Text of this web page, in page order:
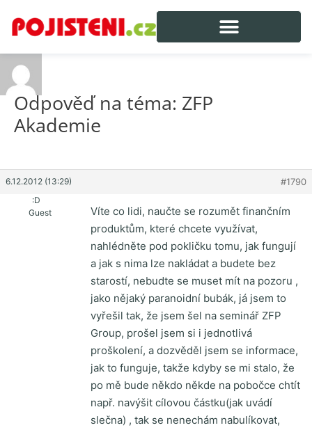
Odpověď na téma: ZFP
Akademie
6.12.2012 (13:29) #1790
:D
Guest
Víte co lidi, naučte se rozumět finančním
produktům, které chcete využívat,
nahlédněte pod pokličku tomu, jak fungují
a jak s nima lze nakládat a budete bez
starostí, nebudte se muset mít na pozoru ,
jako nějaký paranoidní bubák, já jsem to
vyřešil tak, že jsem šel na seminář ZFP
Group, prošel jsem si i jednotlivá
proškolení, a dozvěděl jsem se informace,
jak to funguje, takže kdyby se mi stalo, že
po mě bude někdo někde na pobočce chtít
např. navýšit cílovou částku(jak uvádí
slečna) , tak se nenechám nabulíkovat,